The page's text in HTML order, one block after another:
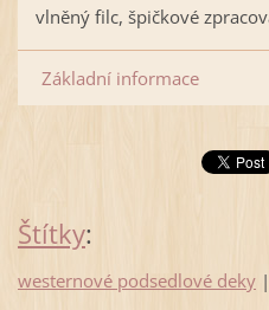
vlněný filc, špičkové
Základní informace
Štítky:
westernové podsedlové deky |